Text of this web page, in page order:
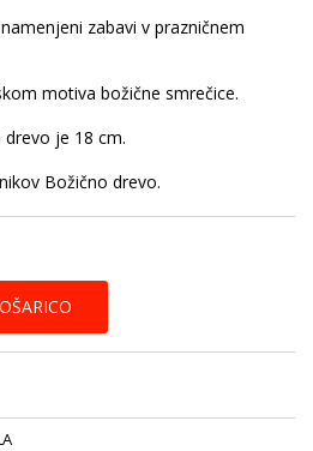
zabavi v prazničnem
motiva božične smrečice.
je 18 cm.
Božično drevo.